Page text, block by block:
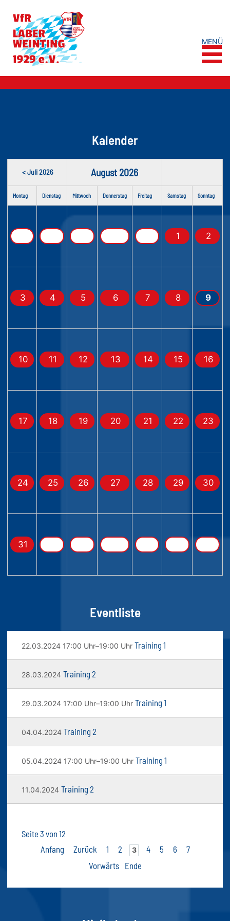
MENÜ
Kalender
< Juli 2026 August 2026
Montag Dienstag Mittwoch Donnerstag Freitag Samstag Sonntag
1 2
3 4 5 6 7 8 9
10 11 12 13 14 15 16
17 18 19 20 21 22 23
24 25 26 27 28 29 30
31
Eventliste
22.03.2024 17:00 Uhr–19:00 Uhr Training 1
28.03.2024 Training 2
29.03.2024 17:00 Uhr–19:00 Uhr Training 1
04.04.2024 Training 2
05.04.2024 17:00 Uhr–19:00 Uhr Training 1
11.04.2024 Training 2
Seite 3 von 12
Anfang
Zurück 1 2 3 4 5 6
7
Vorwärts
Ende